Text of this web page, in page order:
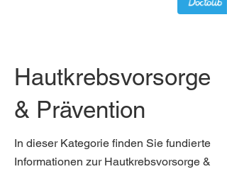
Hautkrebsvorsorge
& Prävention
In dieser Kategorie finden Sie fundierte
Informationen zur Hautkrebsvorsorge &